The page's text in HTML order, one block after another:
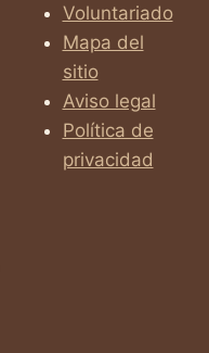
Voluntariado
Mapa del
sitio
Aviso legal
Política de
privacidad